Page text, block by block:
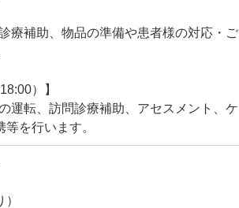
療補助、物品の準備や患者様の対応・ご
）】
運転、訪問診療補助、アセスメント、ケ
を行います。